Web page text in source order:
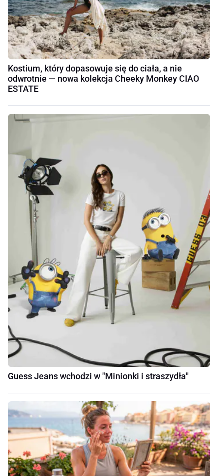
Kostium, który dopasowuje się do ciała, a nie
odwrotnie — nowa kolekcja Cheeky Monkey CIAO
ESTATE
Guess Jeans wchodzi w "Minionki i straszydła"